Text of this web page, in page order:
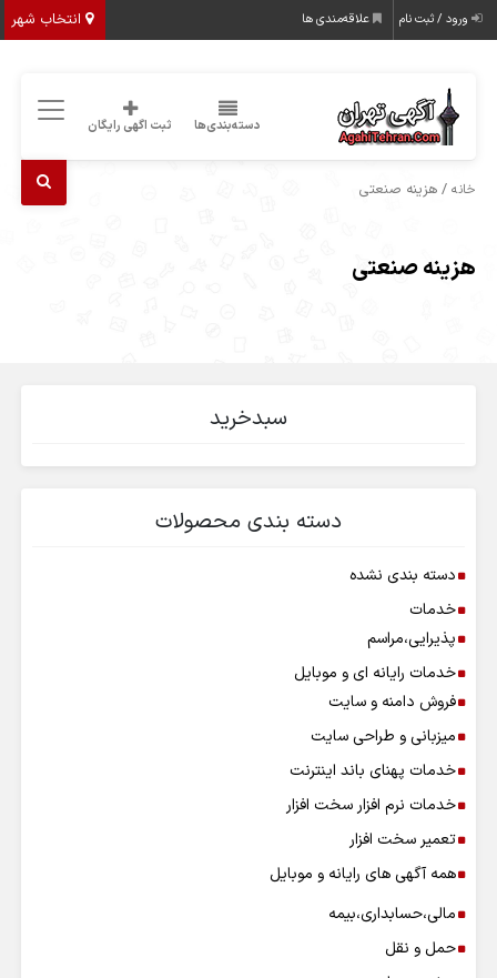
انتخاب شهر ورود / ثبت نام علاقه‌مندی ها
دسته‌بندی‌ها ثبت اگهی رایگان
خانه / هزینه صنعتی
هزینه صنعتی
سبدخرید
دسته بندی محصولات
دسته بندی نشده
خدمات
پذیرایی،مراسم
خدمات رایانه ای و موبایل
فروش دامنه و سایت
میزبانی و طراحی سایت
خدمات پهنای باند اینترنت
خدمات نرم افزار سخت افزار
تعمیر سخت افزار
همه آگهی های رایانه و موبایل
مالی،حسابداری،بیمه
حمل و نقل